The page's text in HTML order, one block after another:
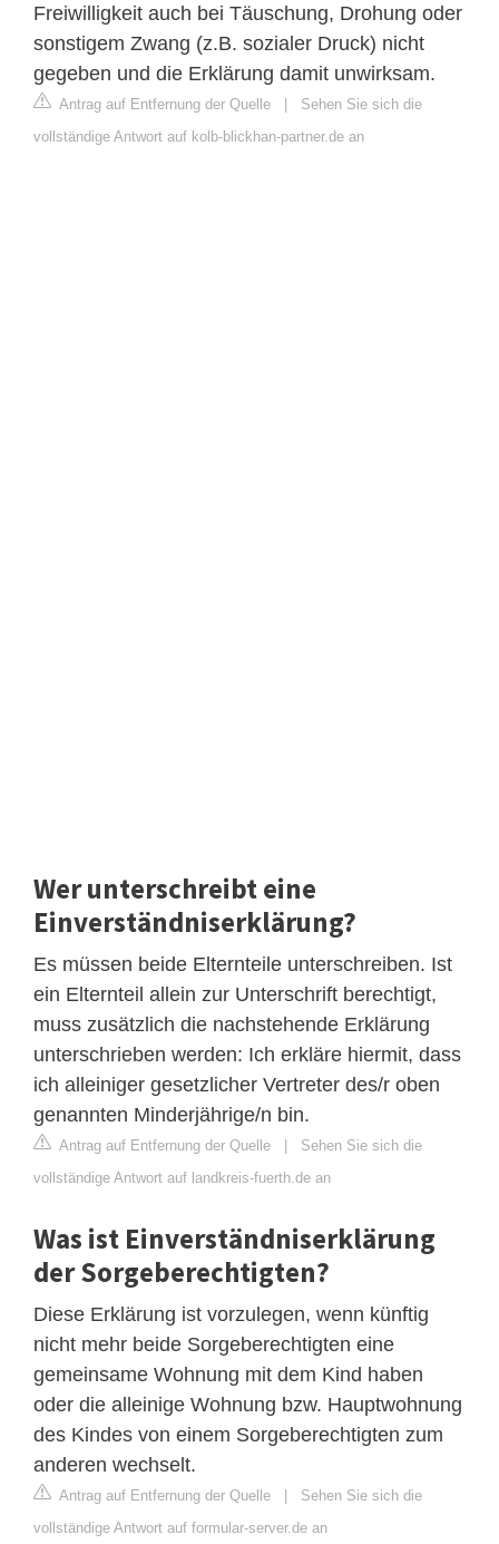
Freiwilligkeit auch bei Täuschung, Drohung oder
sonstigem Zwang (z.B. sozialer Druck) nicht
gegeben und die Erklärung damit unwirksam.
Antrag auf Entfernung der Quelle | Sehen Sie sich die
vollständige Antwort auf kolb-blickhan-partner.de an
Wer unterschreibt eine
Einverständniserklärung?
Es müssen beide Elternteile unterschreiben. Ist
ein Elternteil allein zur Unterschrift berechtigt,
muss zusätzlich die nachstehende Erklärung
unterschrieben werden: Ich erkläre hiermit, dass
ich alleiniger gesetzlicher Vertreter des/r oben
genannten Minderjährige/n bin.
Antrag auf Entfernung der Quelle | Sehen Sie sich die
vollständige Antwort auf landkreis-fuerth.de an
Was ist Einverständniserklärung
der Sorgeberechtigten?
Diese Erklärung ist vorzulegen, wenn künftig
nicht mehr beide Sorgeberechtigten eine
gemeinsame Wohnung mit dem Kind haben
oder die alleinige Wohnung bzw. Hauptwohnung
des Kindes von einem Sorgeberechtigten zum
anderen wechselt.
Antrag auf Entfernung der Quelle | Sehen Sie sich die
vollständige Antwort auf formular-server.de an